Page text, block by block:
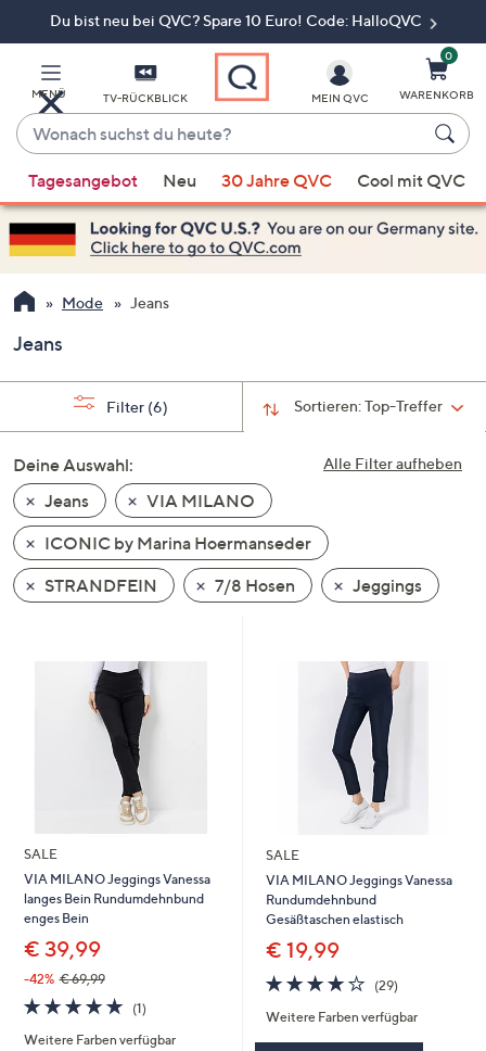
Du bist neu bei QVC? Spare 10 Euro! Code: HalloQVC
MENÜ TV-RÜCKBLICK
Wonach
suchst
du
heute?
Vorschläge
verfügbar
sind,
verwenden
Sie
Pfeiltasten
nach
und
nach
unten
oder
wischen
Sie
auf
MEIN QVC
0
WARENKORB
Tagesangebot Neu 30 Jahre QVC Cool mit QVC
Mode Jeans
Jeans
Sortieren:Top-Treffer
Filter (6)
Alle Filter aufheben
Deine Auswahl:
Jeans
VIA MILANO
ICONIC by Marina Hoermanseder
STRANDFEIN
7/8 Hosen Jeggings
SALE
VIA MILANO Jeggings Vanessa
langes Bein Rundumdehnbund
enges Bein
€ 39,99
-42% € 69,99
5.0
von
5
(1)1
Weitere Farben verfügbar
SALE
VIA MILANO Jeggings Vanessa
Rundumdehnbund
Gesäßtaschen elastisch
€ 19,99
4.1
von
5
(29)29
Weitere Farben verfügbar